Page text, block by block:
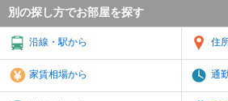
別の探し方でお部屋を探す
沿線・駅から 住
家賃相場から 通